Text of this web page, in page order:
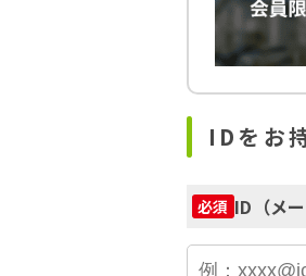
IDをお
必須 ID（メ